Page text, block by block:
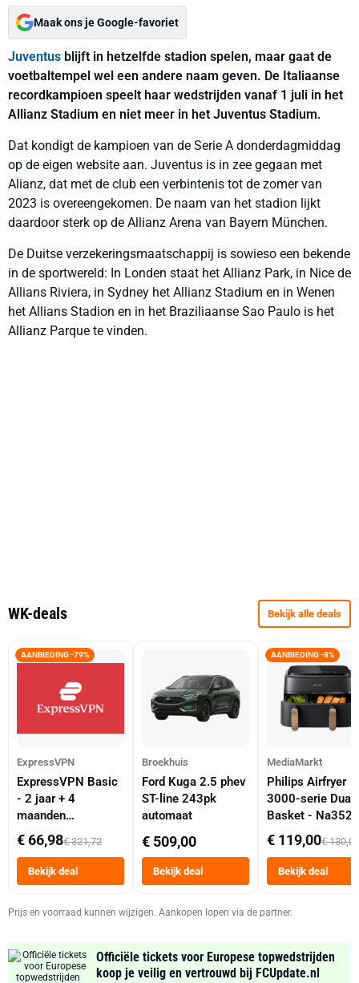
Maak ons je Google-favoriet
Juventus blijft in hetzelfde stadion spelen, maar gaat de
voetbaltempel wel een andere naam geven. De Italiaanse
recordkampioen speelt haar wedstrijden vanaf 1 juli in het
Allianz Stadium en niet meer in het Juventus Stadium.
Dat kondigt de kampioen van de Serie A donderdagmiddag
op de eigen website aan. Juventus is in zee gegaan met
Alianz, dat met de club een verbintenis tot de zomer van
2023 is overeengekomen. De naam van het stadion lijkt
daardoor sterk op de Allianz Arena van Bayern München.
De Duitse verzekeringsmaatschappij is sowieso een bekende
in de sportwereld: In Londen staat het Allianz Park, in Nice de
Allians Riviera, in Sydney het Allianz Stadium en in Wenen
het Allians Stadion en in het Braziliaanse Sao Paulo is het
Allianz Parque te vinden.
WK-deals Bekijk alle deals
AANBIEDING -79%
ExpressVPN
ExpressVPN Basic
- 2 jaar + 4
maanden
abonnement
€ 66,98€ 321,72
Bekijk deal
Broekhuis
Ford Kuga 2.5 phev
ST-line 243pk
automaat
€ 509,00
Bekijk deal
AANBIEDING -8%
MediaMarkt
Philips Airfryer
3000-serie Dual
Basket -
Dubbele Mand 9
Tot 6 Personen
Heteluchtfriteuse
Zwart
€ 119,00€ 130,00
Bekijk deal
Prijs en voorraad kunnen wijzigen. Aankopen lopen via de partner.
Officiële tickets voor Europese topwedstrijden
koop je veilig en vertrouwd bij FCUpdate.nl